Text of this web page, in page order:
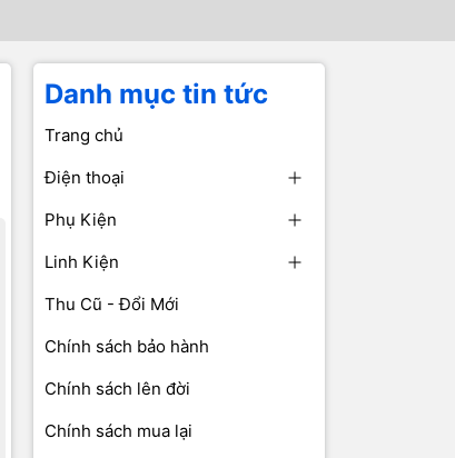
Danh mục tin tức
Trang chủ
Điện thoại
Phụ Kiện
Linh Kiện
Thu Cũ - Đổi Mới
Chính sách bảo hành
Chính sách lên đời
Chính sách mua lại